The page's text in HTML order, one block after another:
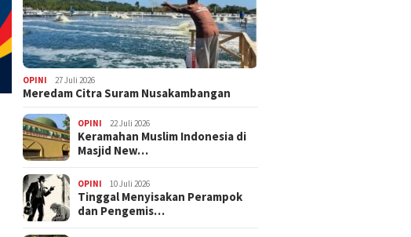
OPINI 27 Juli 2026
Meredam Citra Suram Nusakambangan
OPINI 22 Juli 2026
Keramahan Muslim Indonesia di
Masjid New…
OPINI 10 Juli 2026
Tinggal Menyisakan Perampok
dan Pengemis…